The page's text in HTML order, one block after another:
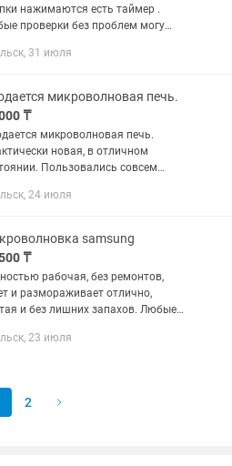
нажимаются есть таймер .
проверки без проблем могу
вы. Посмотреть и купить
31 июля
микроволновая печь.
₸
микроволновая печь.
новая, в отличном
Пользовались совсем
с переездом. Очень
24 июля
samsung
₸
рабочая, без ремонтов,
и размораживает отлично,
и без лишних запахов. Любые
договоримся. Возможна
23 июля
2